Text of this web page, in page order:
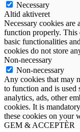
Necessary
Altid aktiveret
Necessary cookies are
function properly. This
basic functionalities
cookies do not store
Non-necessary
Non-necessary
Any cookies that may
to function and is used
analytics, ads, other
cookies. It is
these cookies on your
GEM & ACCEPTÈR